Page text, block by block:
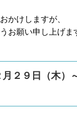
かけしますが、
お願い申し上げま
２９日（木）